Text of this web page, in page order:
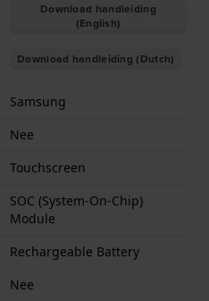
Download handleiding
(English)
Download handleiding (Dutch)
Samsung
Nee
Touchscreen
SOC (System-On-Chip)
Module
Rechargeable Battery
Nee